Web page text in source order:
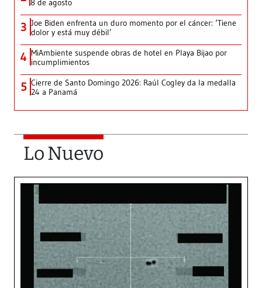
8 de agosto
3 Joe Biden enfrenta un duro momento por el cáncer: ‘Tiene
dolor y está muy débil’
4 MiAmbiente suspende obras de hotel en Playa Bijao por
incumplimientos
5 Cierre de Santo Domingo 2026: Raúl Cogley da la medalla
24 a Panamá
Lo Nuevo